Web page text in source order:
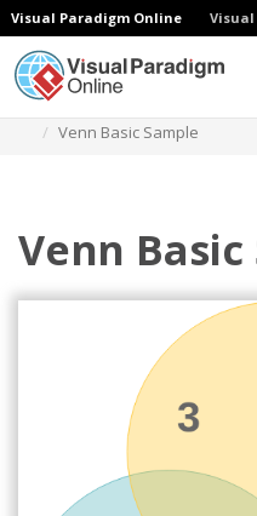
Visual Paradigm Online Visual
Venn Basic Sample
Venn